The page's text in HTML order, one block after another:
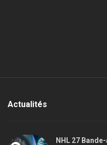
Actualités
NHL 27